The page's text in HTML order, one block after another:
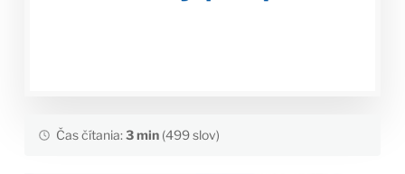
Čas čítania:3 min(499 slov)